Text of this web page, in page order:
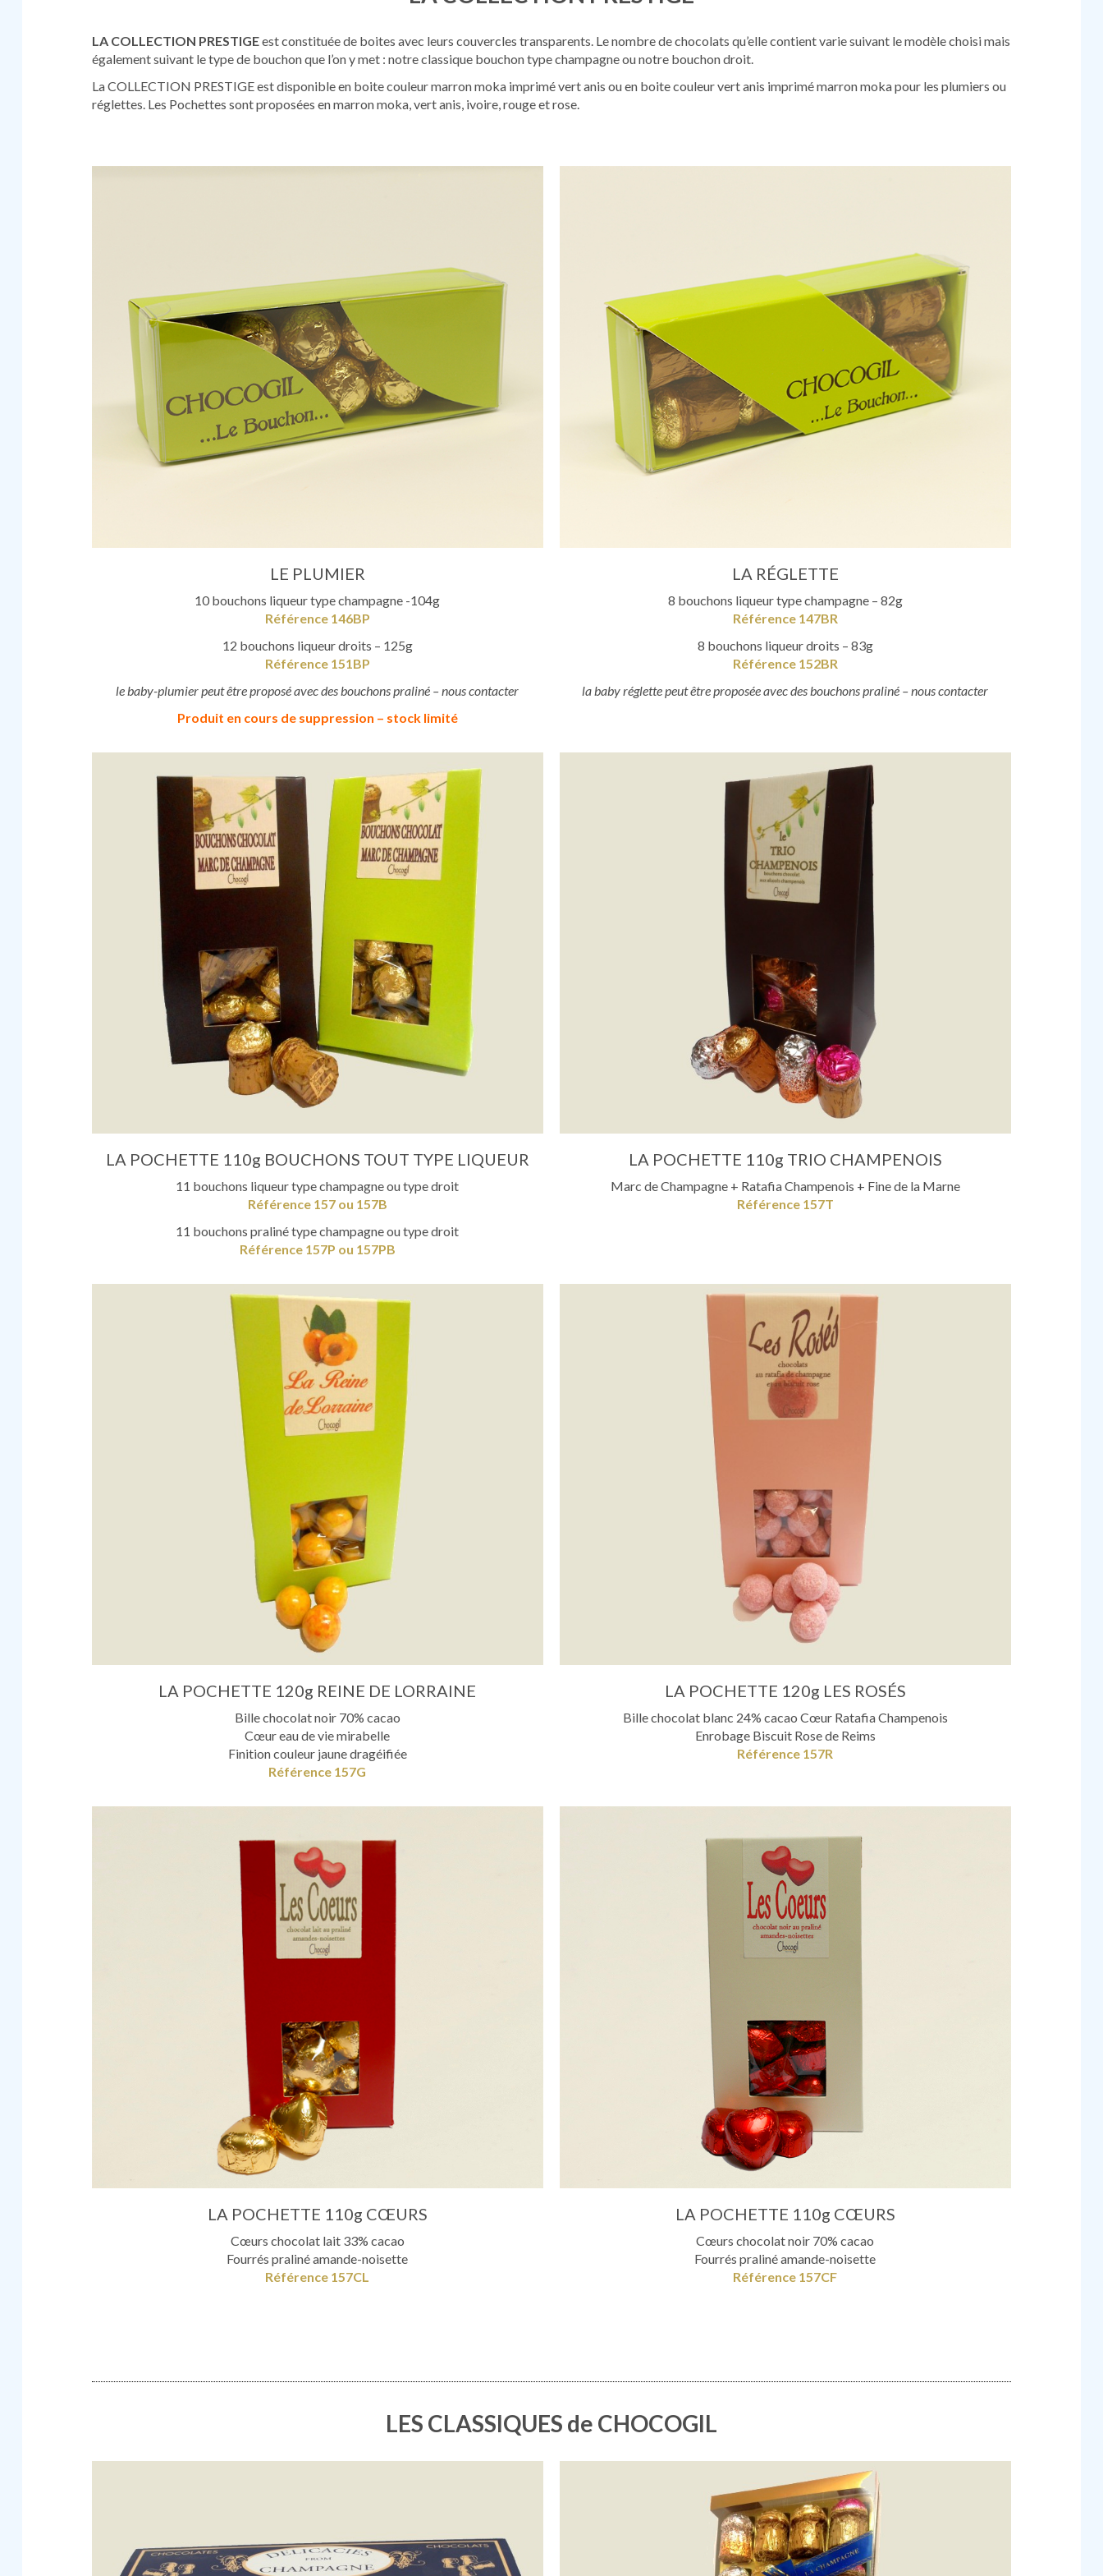
LA COLLECTION PRESTIGEest constituée de boites avec leurs couvercles transparents. Le nombre de chocolats qu’elle contient varie suivant le modèle choisi mais
également suivant le type de bouchon que l’on y met : notre classique bouchon type champagne ou notre bouchon droit.
La COLLECTION PRESTIGE est disponible en boite couleur marron moka imprimé vert anis ou en boite couleur vert anis imprimé marron moka pour les plumiers ou
réglettes. Les Pochettes sont proposées en marron moka, vert anis, ivoire, rouge et rose.
LE PLUMIER
10 bouchons liqueur type champagne -104g
Référence 146BP
12 bouchons liqueur droits – 125g
Référence 151BP
le baby-plumier peut être proposé avec des bouchons praliné – nous contacter
Produit en cours de suppression – stock limité
LA RÉGLETTE
8 bouchons liqueur type champagne – 82g
Référence 147BR
8 bouchons liqueur droits – 83g
Référence 152BR
la baby réglette peut être proposée avec des bouchons praliné – nous contacter
LA POCHETTE 110g BOUCHONS TOUT TYPE LIQUEUR
11 bouchons liqueur type champagne ou type droit
Référence 157 ou 157B
11 bouchons praliné type champagne ou type droit
Référence 157P ou 157PB
LA POCHETTE 110g TRIO CHAMPENOIS
Marc de Champagne + Ratafia Champenois + Fine de la Marne
Référence 157T
LA POCHETTE 120g REINE DE LORRAINE
Bille chocolat noir 70% cacao
Cœur eau de vie mirabelle
Finition couleur jaune dragéifiée
Référence 157G
LA POCHETTE 120g LES ROSÉS
Bille chocolat blanc 24% cacao Cœur Ratafia Champenois
Enrobage Biscuit Rose de Reims
Référence 157R
LA POCHETTE 110g CŒURS
Cœurs chocolat lait 33% cacao
Fourrés praliné amande-noisette
Référence 157CL
LA POCHETTE 110g CŒURS
Cœurs chocolat noir 70% cacao
Fourrés praliné amande-noisette
Référence 157CF
LES CLASSIQUES de CHOCOGIL